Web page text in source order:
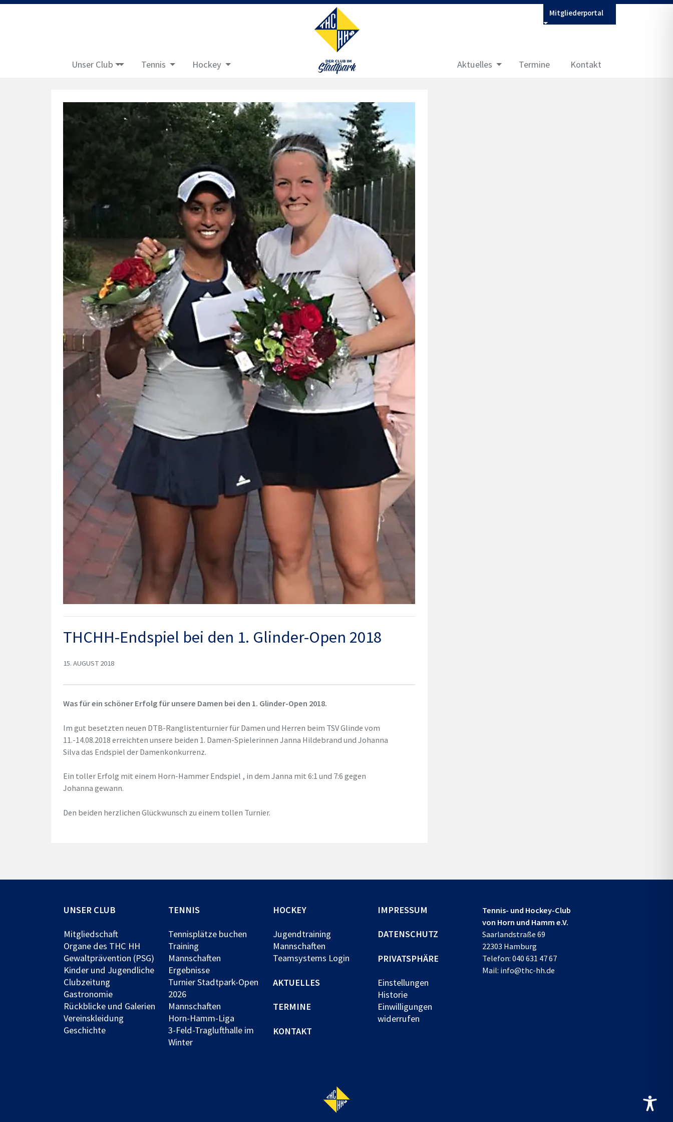
Unser Club Tennis Hockey
Mitgliederportal
Aktuelles Termine Kontakt
THCHH-Endspiel bei den 1. Glinder-Open 2018
15. AUGUST 2018
Was für ein schöner Erfolg für unsere Damen bei den 1. Glinder-Open 2018.
Im gut besetzten neuen DTB-Ranglistenturnier für Damen und Herren beim TSV Glinde vom
11.-14.08.2018 erreichten unsere beiden 1. Damen-Spielerinnen Janna Hildebrand und Johanna
Silva das Endspiel der Damenkonkurrenz.
Ein toller Erfolg mit einem Horn-Hammer Endspiel , in dem Janna mit 6:1 und 7:6 gegen
Johanna gewann.
Den beiden herzlichen Glückwunsch zu einem tollen Turnier.
UNSER CLUB
Mitgliedschaft
Organe des THC HH
Gewaltprävention (PSG)
Kinder und Jugendliche
Clubzeitung
Gastronomie
Rückblicke und Galerien
Vereinskleidung
Geschichte
TENNIS
Tennisplätze buchen
Training
Mannschaften
Ergebnisse
Turnier Stadtpark-Open
2026
Mannschaften
Horn-Hamm-Liga
3-Feld-Traglufthalle im
Winter
HOCKEY
Jugendtraining
Mannschaften
Teamsystems Login
AKTUELLES
TERMINE
KONTAKT
IMPRESSUM
DATENSCHUTZ
PRIVATSPHÄRE
Einstellungen
Historie
Einwilligungen
widerrufen
Tennis- und Hockey-Club
von Horn und Hamm e.V.
Saarlandstraße 69
22303 Hamburg
Telefon:040 631 47 67
Mail: info@thc-hh.de